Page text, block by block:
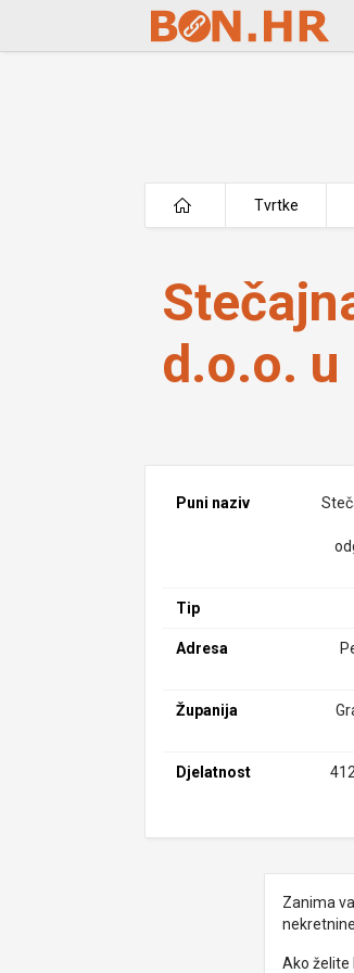
Skip to Main Content
Tvrtke
Stečajna masa iza
d.o.o.
Puni naziv
Tip
Adresa
Županija
Djelatnost
Zanima
Ako želite